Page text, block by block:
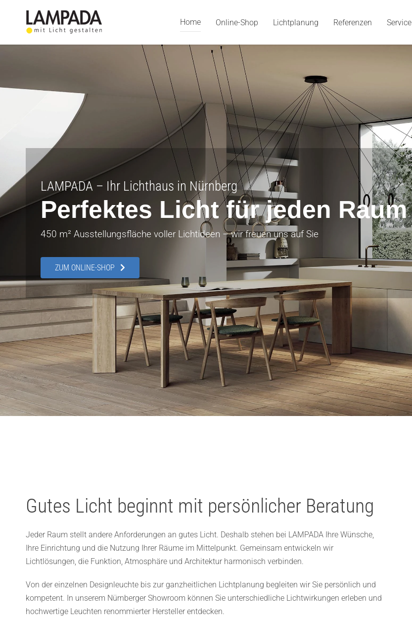
Home Online-Shop Lichtplanung Referenzen Service
LAMPADA – Ihr Lichthaus in Nürnberg
Perfektes Licht für jeden Raum
450 m² Ausstellungsfläche voller Lichtideen – wir freuen uns auf Sie
ZUM ONLINE-SHOP
Gutes Licht beginnt mit persönlicher Beratung
Jeder Raum stellt andere Anforderungen an gutes Licht. Deshalb stehen bei LAMPADA Ihre Wünsche,
Ihre Einrichtung und die Nutzung Ihrer Räume im Mittelpunkt. Gemeinsam entwickeln wir
Lichtlösungen, die Funktion, Atmosphäre und Architektur harmonisch verbinden.
Von der einzelnen Designleuchte bis zur ganzheitlichen Lichtplanung begleiten wir Sie persönlich und
kompetent. In unserem Nürnberger Showroom können Sie unterschiedliche Lichtwirkungen erleben und
hochwertige Leuchten renommierter Hersteller entdecken.